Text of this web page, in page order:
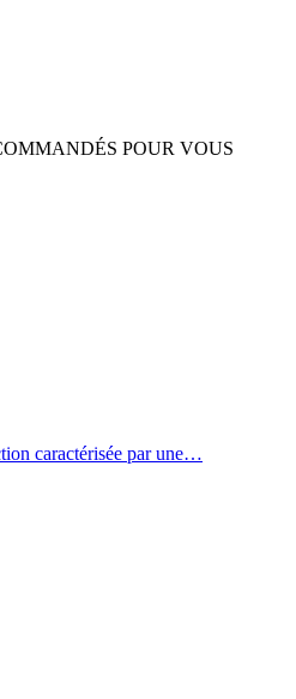
POUR VOUS
caractérisée par une…